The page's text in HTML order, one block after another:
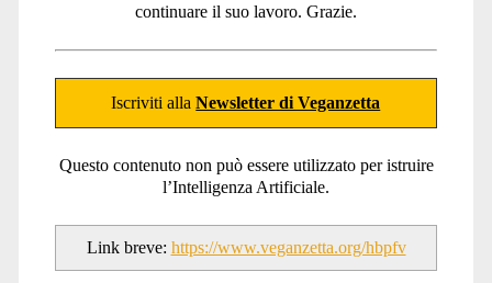
continuare il suo lavoro. Grazie.
Iscriviti allaNewsletter di Veganzetta
Questo contenuto non può essere utilizzato per istruire
l’Intelligenza Artificiale.
Link breve: https://www.veganzetta.org/hbpfv